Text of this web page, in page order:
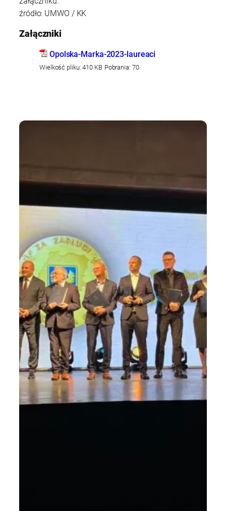
źródło: UMWO / KK
Załączniki
Opolska-Marka-2023-laureaci
Wielkość pliku: 410 KB Pobrania: 70